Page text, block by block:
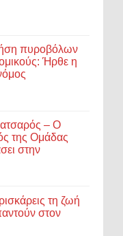
πυροβόλων
Ήρθε η
– Ο
της Ομάδας
στην
τη ζωή
στον